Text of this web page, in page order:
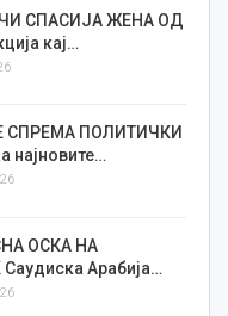
СПАСИЈА ЖЕНА ОД
кај…
СПРЕМА ПОЛИТИЧКИ
најновите…
ОСКА НА
Арабија…